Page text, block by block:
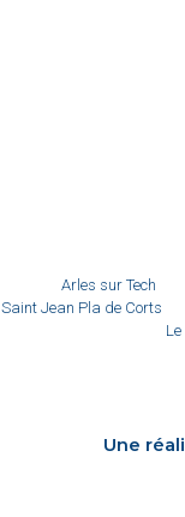
Arles sur Tech
Saint Jean Pla de Corts
Le
Une